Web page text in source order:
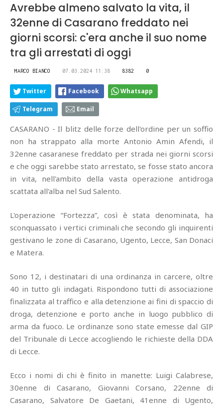
Avrebbe almeno salvato la vita, il
32enne di Casarano freddato nei
giorni scorsi: c'era anche il suo nome
tra gli arrestati di oggi
MARCO BIANCO 07.03.2024 11:38 8382 0
Twitter Facebook Whatsapp
Telegram Email
CASARANO - Il blitz delle forze dell'ordine per un soffio
non ha strappato alla morte Antonio Amin Afendi, il
32enne casaranese freddato per strada nei giorni scorsi
e che oggi sarebbe stato arrestato, se fosse stato ancora
in vita, nell'ambito della vasta operazione antidroga
scattata all'alba nel Sud Salento.
L'operazione “Fortezza”, così è stata denominata, ha
sconquassato i vertici criminali che secondo gli inquirenti
gestivano le zone di Casarano, Ugento, Lecce, San Donaci
e Matera.
Sono 12, i destinatari di una ordinanza in carcere, oltre
40 in tutto gli indagati. Rispondono tutti di associazione
finalizzata al traffico e alla detenzione ai fini di spaccio di
droga, detenzione e porto anche in luogo pubblico di
arma da fuoco. Le ordinanze sono state emesse dal GIP
del Tribunale di Lecce accogliendo le richieste della DDA
di Lecce.
Ecco i nomi di chi è finito in manette: Luigi Calabrese,
30enne di Casarano, Giovanni Corsano, 22enne di
Casarano, Salvatore De Gaetani, 41enne di Ugento,